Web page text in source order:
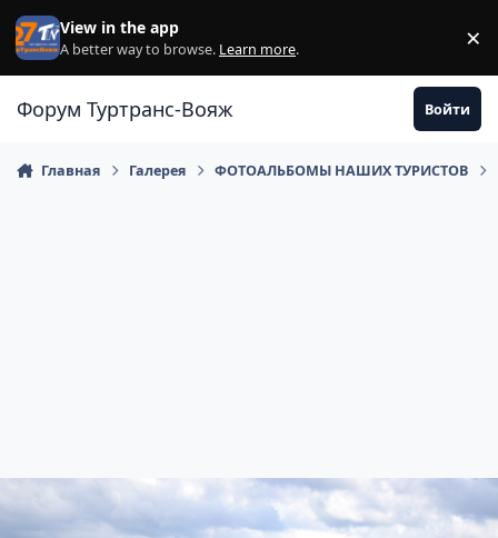
Перейти к содержанию
View in the app
A better way to browse. Learn more. ×
Форум Туртранс-Вояж Войти
Главная Галерея ФОТОАЛЬБОМЫ НАШИХ ТУРИСТОВ